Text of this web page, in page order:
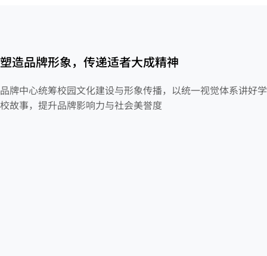
塑造品牌形象，传递适者大成精神
品牌中心统筹校园文化建设与形象传播，以统一视觉体系讲好学
校故事，提升品牌影响力与社会美誉度